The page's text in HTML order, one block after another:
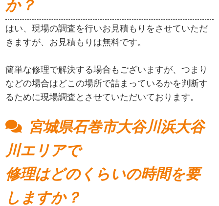
か？
はい、現場の調査を行いお見積もりをさせていただ
きますが、お見積もりは無料です。
簡単な修理で解決する場合もございますが、つまり
などの場合はどこの場所で詰まっているかを判断す
るために現場調査とさせていただいております。
宮城県石巻市大谷川浜大谷
川エリアで
修理はどのくらいの時間を要
しますか？